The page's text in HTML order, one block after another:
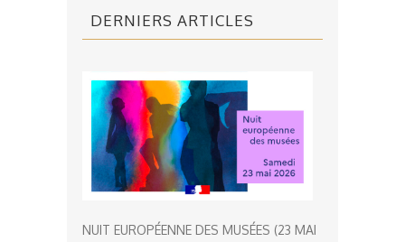
DERNIERS ARTICLES
NUIT EUROPÉENNE DES MUSÉES (23 MAI